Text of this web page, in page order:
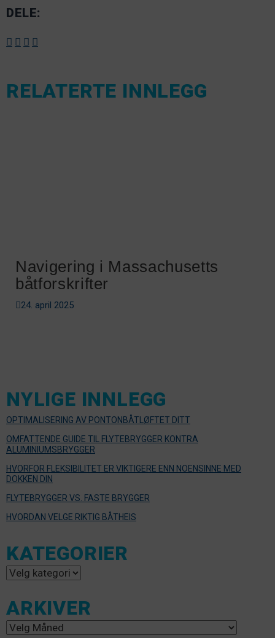
DELE:
RELATERTE INNLEGG
Navigering i Massachusetts
båtforskrifter
24. april 2025
NYLIGE INNLEGG
OPTIMALISERING AV PONTONBÅTLØFTET DITT
OMFATTENDE GUIDE TIL FLYTEBRYGGER KONTRA
ALUMINIUMSBRYGGER
HVORFOR FLEKSIBILITET ER VIKTIGERE ENN NOENSINNE MED
DOKKEN DIN
FLYTEBRYGGER VS. FASTE BRYGGER
HVORDAN VELGE RIKTIG BÅTHEIS
KATEGORIER
Kategorier
ARKIVER
Arkiver